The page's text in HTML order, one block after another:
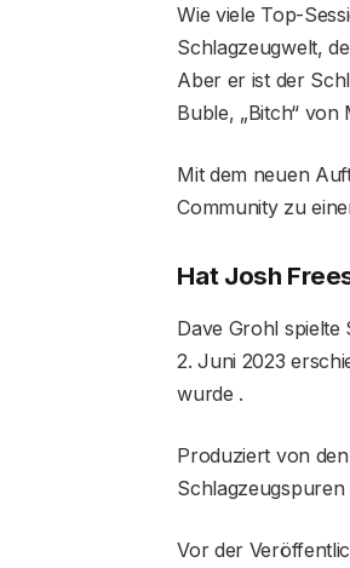
Wie viele Top-
Schlagzeugwelt,
Aber er ist der
Buble, „Bitch“ von
Mit dem neuen
Community zu
Hat Josh
Dave Grohl spielte
2. Juni 2023
wurde .
Produziert von
Vor der